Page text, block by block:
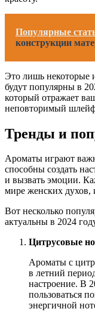
Популярные
конструкции
Это лишь некоторые
будут популярны в
который отражает
неповторимый
Тренды и
Ароматы играют
способны создать
и вызвать эмоции.
мире женских духов,
Вот несколько
актуальны в 2024
Цитрусовые
Ароматы с
в летний
настроение. В
пользоваться
энергичной